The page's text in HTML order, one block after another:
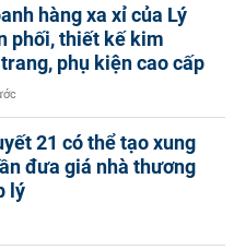
hàng xa xỉ của Lý
phối, thiết kế kim
phụ kiện cao cấp
21 có thể tạo xung
đưa giá nhà thương
lý